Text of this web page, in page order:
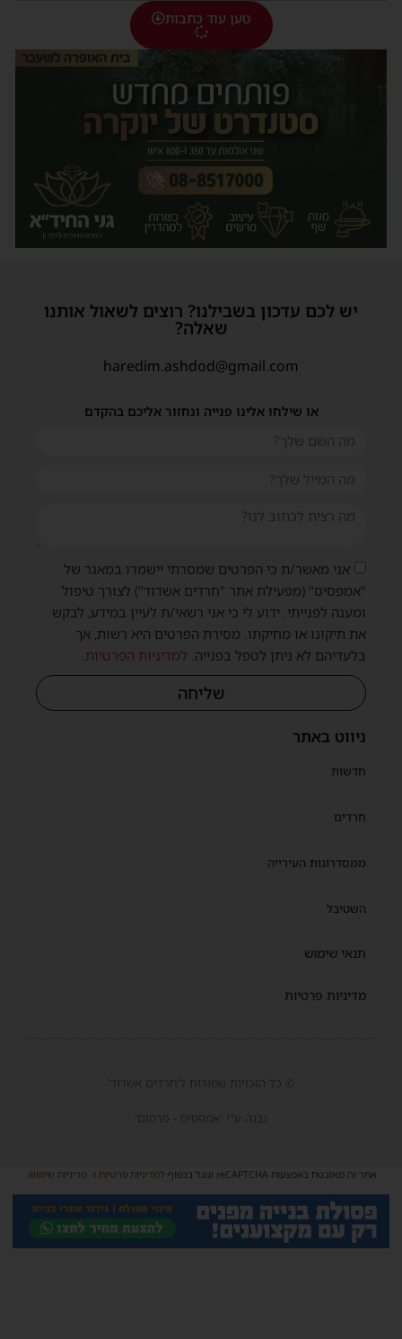
טען עוד כתבות
ניווט באתר
חדשות
חרדים
ממסדרונות העירייה
השטיבל
תנאי שימוש
מדיניות פרטיות
יש לכם עדכון בשבילנו? רוצים לשאול אותנו
שאלה?
haredim.ashdod@gmail.com
או שילחו אלינו פנייה ונחזור אליכם בהקדם
אני מאשר/ת כי הפרטים שמסרתי יישמרו במאגר של
"אמפסיס" (מפעילת אתר "חרדים אשדוד") לצורך טיפול
ומענה לפנייתי. ידוע לי כי אני רשאי/ת לעיין במידע, לבקש
את תיקונו או מחיקתו. מסירת הפרטים היא רשות, אך
בלעדיהם לא ניתן לטפל בפנייה.למדיניות הפרטיות.
שליחה
© כל הזכויות שמורות ל'חרדים אשדוד'
נבנה ע"י 'אמפסיס - פרסום'
אתר זה מאובטח באמצעות reCAPTCHA וגוגל בכפוף למדיניות פרטיותו-מדיניות שימוש.